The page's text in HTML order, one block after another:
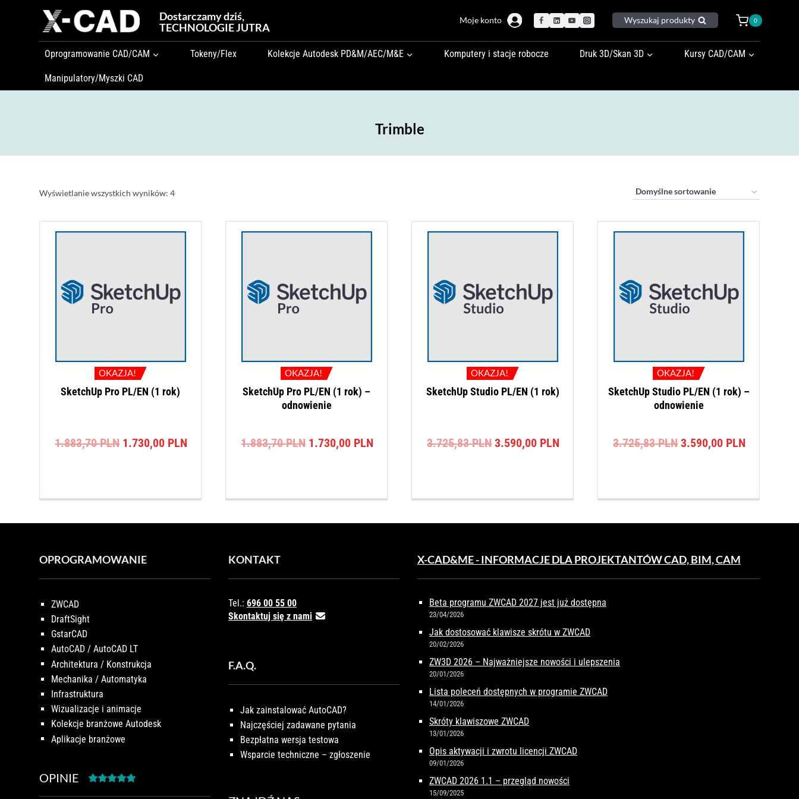
Dostarczamy dziś,
TECHNOLOGIE JUTRA
Moje konto Wyszukaj produkty 0
Oprogramowanie CAD/CAM Tokeny/Flex Kolekcje Autodesk PD&M/AEC/M&E Komputery i stacje robocze Druk 3D/Skan 3D Kursy CAD/CAM
Manipulatory/Myszki CAD
Trimble
Wyświetlanie wszystkich wyników: 4
OKAZJA!
SketchUp Pro PL/EN (1 rok)
1.883,70PLN Pierwotna
1.730,00 PLN
OKAZJA!
SketchUp Pro PL/EN (1 rok) –
odnowienie
1.883,70PLN Pierwotna
1.730,00 PLN
OKAZJA!
SketchUp Studio PL/EN (1 rok)
3.725,83PLNPierwotna
3.590,00 PLN
OKAZJA!
SketchUp Studio PL/EN (1 rok) –
odnowienie
3.725,83PLNPierwotna
3.590,00 PLN
OPROGRAMOWANIE
ZWCAD
DraftSight
GstarCAD
AutoCAD / AutoCAD LT
Architektura / Konstrukcja
Mechanika / Automatyka
Infrastruktura
Wizualizacje i animacje
Kolekcje branżowe Autodesk
Aplikacje branżowe
OPINIE
KONTAKT
Tel.: 696 00 55 00
Skontaktuj się z nami
F.A.Q.
Jak zainstalować AutoCAD?
Najczęściej zadawane pytania
Bezpłatna wersja testowa
Wsparcie techniczne – zgłoszenie
X-CAD&ME - INFORMACJE DLA PROJEKTANTÓW CAD, BIM, CAM
Beta programu ZWCAD 2027 jest już dostępna
23/04/2026
Jak dostosować klawisze skrótu w ZWCAD
20/02/2026
ZW3D 2026 – Najważniejsze nowości i ulepszenia
20/01/2026
Lista poleceń dostępnych w programie ZWCAD
14/01/2026
Skróty klawiszowe ZWCAD
13/01/2026
Opis aktywacji i zwrotu licencji ZWCAD
09/01/2026
ZWCAD 2026 1.1 – przegląd nowości
15/09/2025